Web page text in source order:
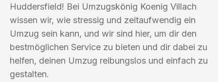
Huddersfield! Bei Umzugskönig Koenig Villach
wissen wir, wie stressig und zeitaufwendig ein
Umzug sein kann, und wir sind hier, um dir den
bestmöglichen Service zu bieten und dir dabei zu
helfen, deinen Umzug reibungslos und einfach zu
gestalten.